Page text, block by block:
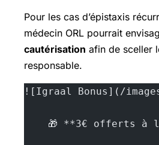
Pour les cas d’épistaxis
médecin ORL pourrait
cautérisation afin de sceller
responsable.
![Igraal Bonus](/
🎁 **3€ offerts à